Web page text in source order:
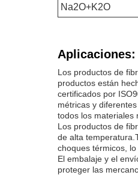
Na2O+K2O
Aplicaciones:
Los productos de
productos están
certificados por
métricas y
todos los materiales
Los productos de
de alta
choques térmicos,
El embalaje y el
proteger las